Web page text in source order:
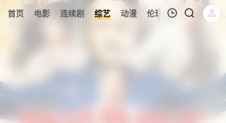
首页 电影 连续剧 综艺 动漫 伦理片 今日更新
210
暂无观看影片的记录